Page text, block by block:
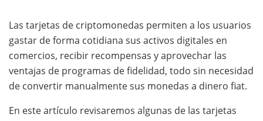
Las tarjetas de criptomonedas permiten a los usuarios
gastar de forma cotidiana sus activos digitales en
comercios, recibir recompensas y aprovechar las
ventajas de programas de fidelidad, todo sin necesidad
de convertir manualmente sus monedas a dinero fiat.
En este artículo revisaremos algunas de las tarjetas